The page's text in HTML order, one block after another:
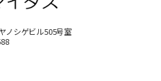
ノシゲビル505号室